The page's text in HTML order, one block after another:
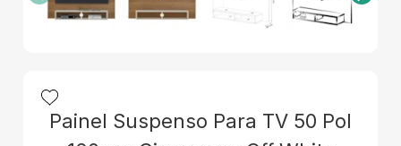
Painel Suspenso Para TV 50 Pol